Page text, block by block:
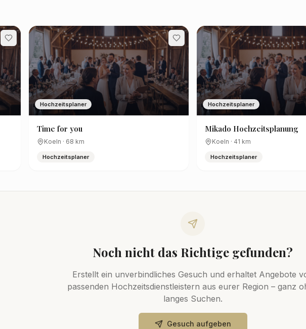
Hochzeitsplaner
Time for you
Koeln · 68 km
Hochzeitsplaner
Hochzeitsplaner
Mikado Hochzeitsplanung
Koeln · 41 km
Hochzeitsplaner
Noch nicht das Richtige gefunden?
Erstellt ein unverbindliches Gesuch und erhaltet Angebote
passenden Hochzeitsdienstleistern aus eurer Region – ganz
langes Suchen.
Gesuch aufgeben